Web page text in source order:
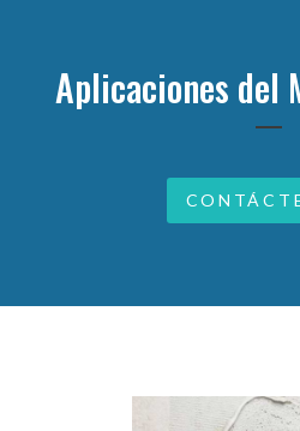
Aplicaciones del